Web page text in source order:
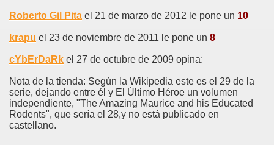
Roberto Gil Pita el 21 de marzo de 2012 le pone un 10
krapu el 23 de noviembre de 2011 le pone un 8
cYbErDaRk el 27 de octubre de 2009 opina:
Nota de la tienda: Según la Wikipedia este es el 29 de la
serie, dejando entre él y El Último Héroe un volumen
independiente, "The Amazing Maurice and his Educated
Rodents", que sería el 28,y no está publicado en
castellano.